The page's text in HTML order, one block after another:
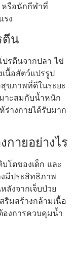
รือนักกีฬาที่
รง
ตีน
รตีนจากปลา ไข่
นื้อสัตว์แปรรูป
ขภาพที่ดีในระยะ
าะสมกับน้ำหนัก
ร่างกายได้รับมาก
ายอย่างไร
โตของเด็ก และ
มีประสิทธิภาพ
ลังจากเจ็บป่วย
ริมสร้างกล้ามเนื้อ
งการควบคุมน้ำ